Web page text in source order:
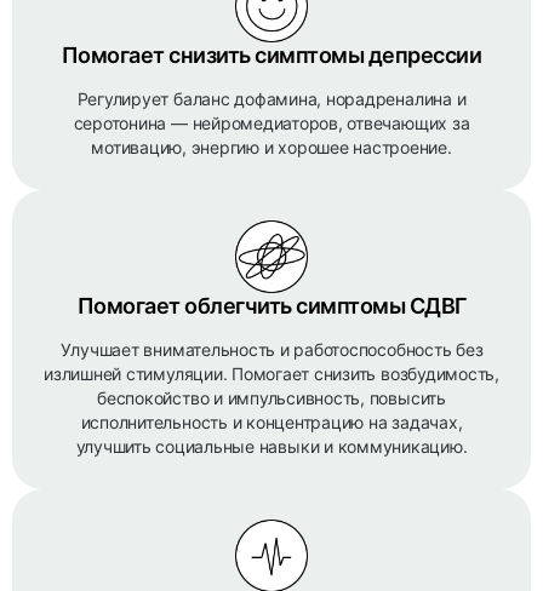
Помогает снизить симптомы депрессии
Регулирует баланс дофамина, норадреналина и
серотонина — нейромедиаторов, отвечающих за
мотивацию, энергию и хорошее настроение.
Помогает облегчить симптомы СДВГ
Улучшает внимательность и работоспособность без
излишней стимуляции. Помогает снизить возбудимость,
беспокойство и импульсивность, повысить
исполнительность и концентрацию на задачах,
улучшить социальные навыки и коммуникацию.